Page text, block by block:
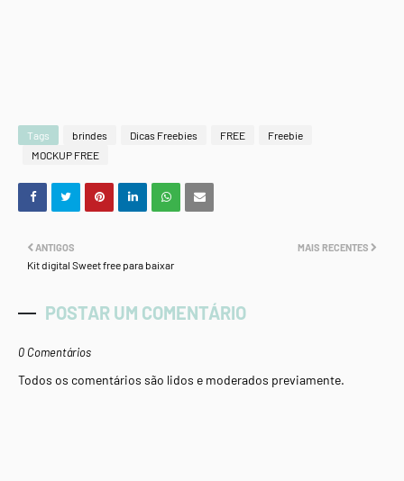
Tags brindes Dicas Freebies FREE
Freebie
MOCKUP FREE
MAIS RECENTES
ANTIGOS
Kit digital Sweet free para baixar
POSTAR UM COMENTÁRIO
0 Comentários
Todos os comentários são lidos e moderados previamente.